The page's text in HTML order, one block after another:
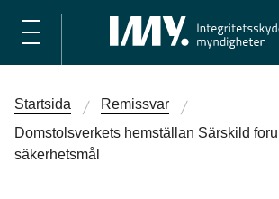
Startsida
Remissvar
Domstolsverkets hemställan Särskild
säkerhetsmål